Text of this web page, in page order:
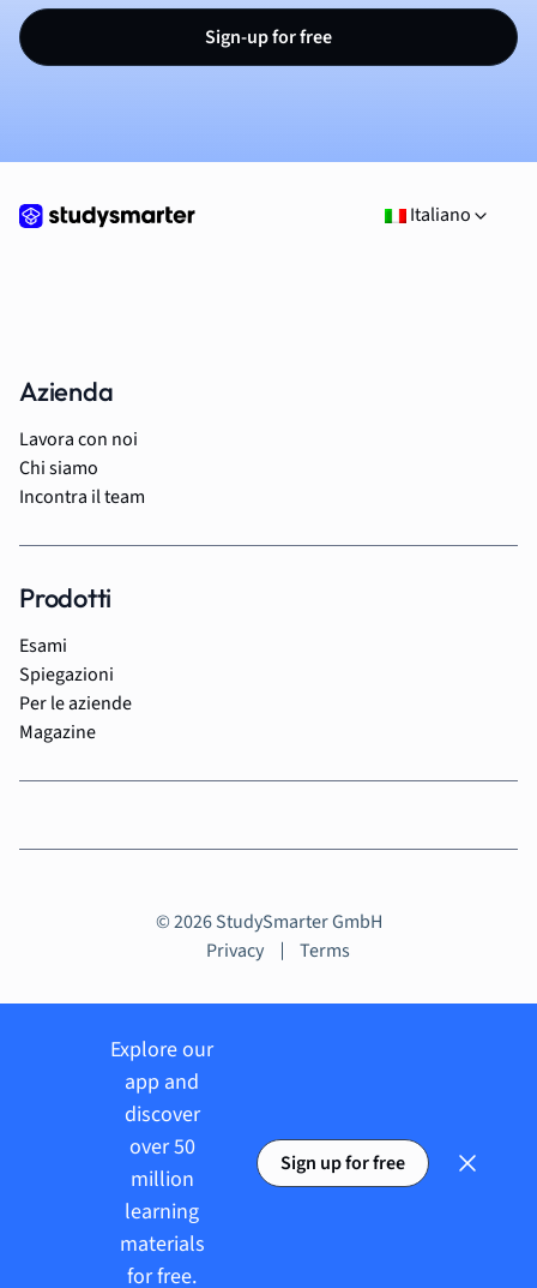
Sign-up for free
Italiano
Azienda
Lavora con noi
Chi siamo
Incontra il team
Prodotti
Esami
Spiegazioni
Per le aziende
Magazine
© 2026 StudySmarter GmbH
Privacy
Terms
Explore our
app and
discover
over 50
million
learning
materials
for free.
Sign up for free